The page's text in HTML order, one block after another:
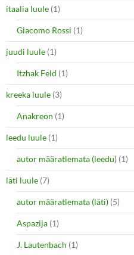
itaalia luule (1)
Giacomo Rossi (1)
juudi luule (1)
Itzhak Feld (1)
kreeka luule (3)
Anakreon (1)
leedu luule (1)
autor määratlemata (leedu) (1)
läti luule (7)
autor määratlemata (läti) (5)
Aspazija (1)
J. Lautenbach (1)